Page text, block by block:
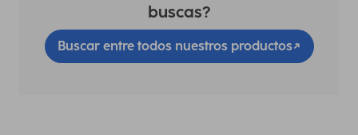
buscas?
Buscar entre todos nuestros productos